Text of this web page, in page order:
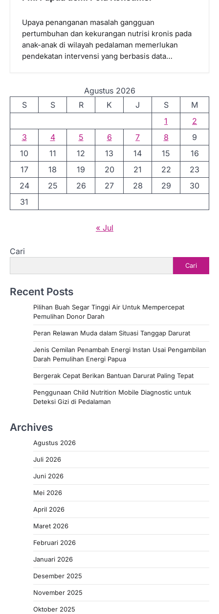
Upaya penanganan masalah gangguan
pertumbuhan dan kekurangan nutrisi kronis pada
anak-anak di wilayah pedalaman memerlukan
pendekatan intervensi yang berbasis data…
Agustus 2026
S
S R K J S
M
1
2
3
4 5 6 7 8
9
10
11 12 13 14 15
16
17
18 19 20 21 22
23
24
25 26 27 28 29
30
31
« Jul
Cari
Cari
Recent Posts
Pilihan Buah Segar Tinggi Air Untuk Mempercepat
Pemulihan Donor Darah
Peran Relawan Muda dalam Situasi Tanggap Darurat
Jenis Cemilan Penambah Energi Instan Usai Pengambilan
Darah Pemulihan Energi Papua
Bergerak Cepat Berikan Bantuan Darurat Paling Tepat
Penggunaan Child Nutrition Mobile Diagnostic untuk
Deteksi Gizi di Pedalaman
Archives
Agustus 2026
Juli 2026
Juni 2026
Mei 2026
April 2026
Maret 2026
Februari 2026
Januari 2026
Desember 2025
November 2025
Oktober 2025